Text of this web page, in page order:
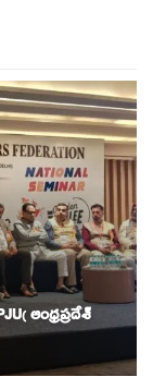
ఆంధ్రప్రదేశ్